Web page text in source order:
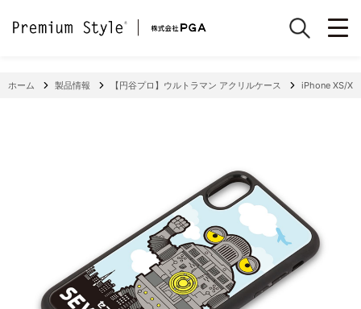
ホーム 製品情報 【円谷プロ】ウルトラマン アクリルケース iPhone XS/X